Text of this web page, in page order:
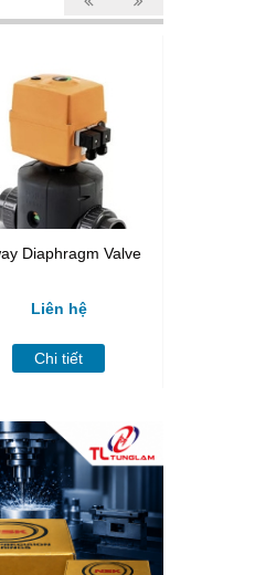
Diaphragm Valve
Liên hệ
Chi tiết